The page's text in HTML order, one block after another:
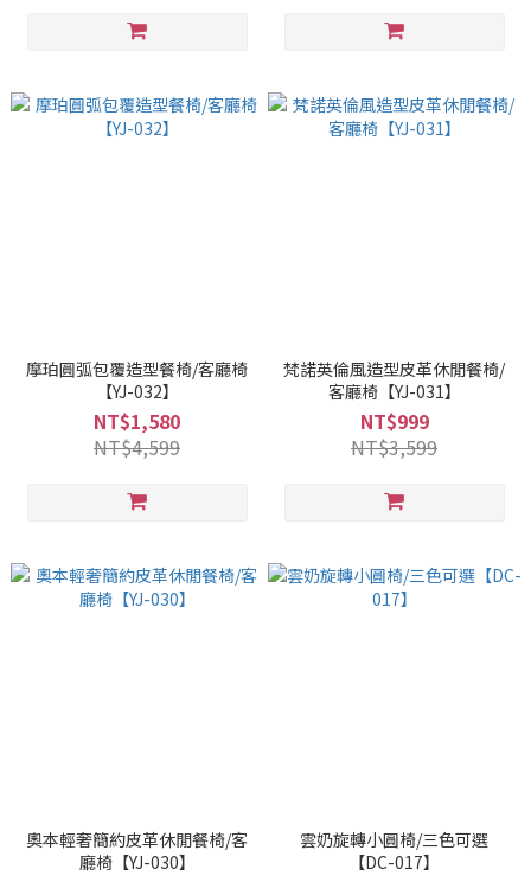
摩珀圓弧包覆造型餐椅/客廳椅
【YJ-032】
NT$1,580
NT$4,599
梵諾英倫風造型皮革休閒餐椅/
客廳椅【YJ-031】
NT$999
NT$3,599
奧本輕奢簡約皮革休閒餐椅/客
廳椅【YJ-030】
雲奶旋轉小圓椅/三色可選
【DC-017】